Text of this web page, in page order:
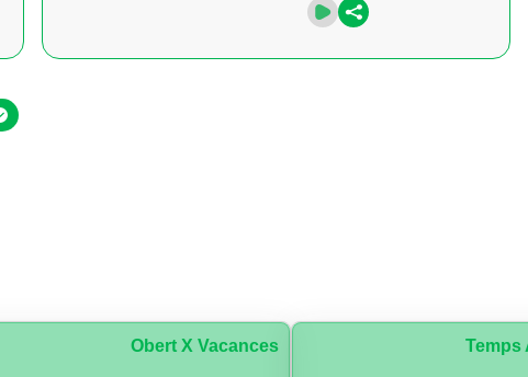
Obert X Vacances Temps